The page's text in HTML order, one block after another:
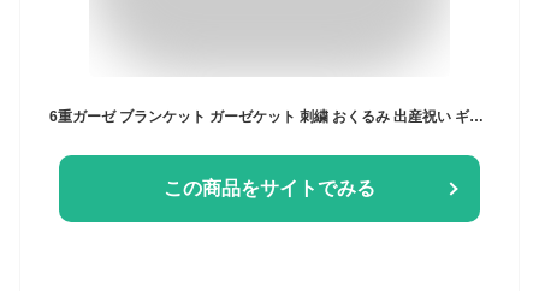
6重ガーゼ ブランケット ガーゼケット 刺繍 おくるみ 出産祝い ギフト 男の子 女の子 退院 赤ちゃん ベビー 春 夏 秋 冬 オールシーズン 韓国イブル さくらんぼ 月 星 くま 恐竜 りぼん 70×90 ナチュラル ひざ掛け
この商品をサイトでみる